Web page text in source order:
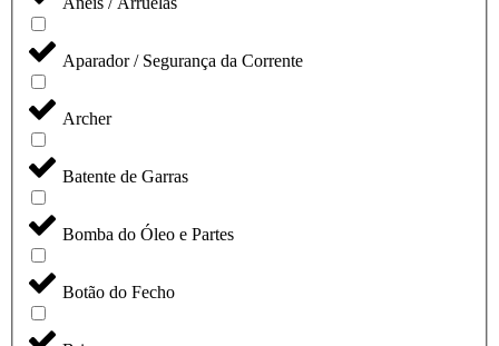
Aparador / Segurança da Corrente
Archer
Batente de Garras
Bomba do Óleo e Partes
Botão do Fecho